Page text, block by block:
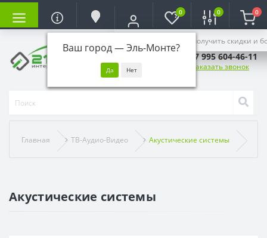
Ваш город —Эль-Монте?
Войдите, чтобы получить скидки и
0 0 0
+7 995 604-46-11
Заказать звонок
Главная ТВ-Аудио-Видео Акустические системы
Акустические системы